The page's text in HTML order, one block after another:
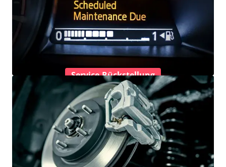
Service-Rückstellung